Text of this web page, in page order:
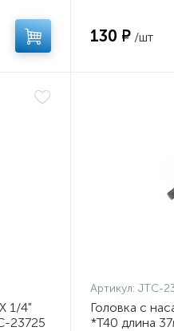
130 ₽ /шт
1/4"
23725
Артикул: JTC-
Головка с
*T40 длина